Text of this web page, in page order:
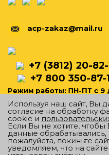
acp-zakaz@mail.ru
+7 (3812) 20-82-
+7 800 350-87-
Режим работы: ПН-ПТ с 9
ПЕРЕЗВОНИТЕ МНЕ
Используя наш сайт, Вы
согласие на обработку
cookie и
Если Вы не хотите,
данные обрабатывались,
пожалуйста, покиньте
уведомляем, что на сайте